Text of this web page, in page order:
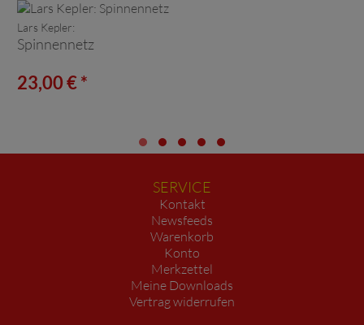
Lars Kepler:
Spinnennetz
23,00 € *
SERVICE
Kontakt
Newsfeeds
Warenkorb
Konto
Merkzettel
Meine Downloads
Vertrag widerrufen